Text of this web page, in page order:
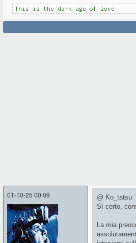
This is the dark age of love
01-10-25 00.09
@ Ko_tatsu
Sì certo,
La mia